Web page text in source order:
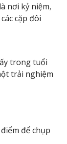
nơi kỷ niệm,
cặp đôi
trong tuổi
trải nghiệm
để chụp